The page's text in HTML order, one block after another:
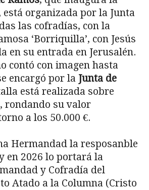
está organizada por la Junta
las cofradías, con la
‘Borriquilla’, con Jesús
en su entrada en Jerusalén.
contó con imagen hasta
encargó por la Junta de
está realizada sobre
rondando su valor
a los 50.000 €.
Hermandad la resposanble
en 2026 lo portará la
y Co­fradía del
Atado a la Columna (Cristo